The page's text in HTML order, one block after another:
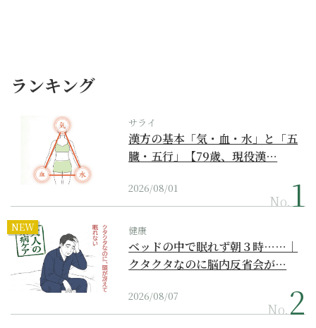
ランキング
サライ
漢方の基本「気・血・水」と「五
臓・五行」【79歳、現役漢…
2026/08/01
No.
NEW 健康
ベッドの中で眠れず朝３時……｜
クタクタなのに脳内反省会が…
2026/08/07
No.